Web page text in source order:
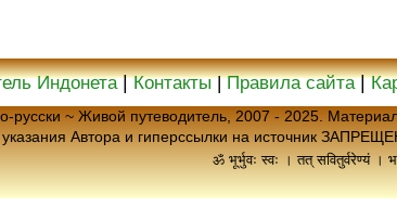
Индонета|Контакты|Правила сайта|
русски ~ Живой путеводитель, 2007 - 2025.
Автора и гиперссылки на источник
ॐ भूर्भुवः स्वः । तत् सवितुर्वरेण्यं ।